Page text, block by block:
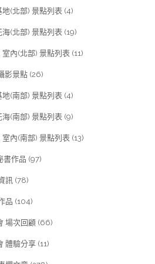
地(北部) 景點列表 (4)
海(北部) 景點列表 (19)
室內(北部) 景點列表 (11)
影景點 (26)
地(南部) 景點列表 (4)
海(南部) 景點列表 (9)
室內(南部) 景點列表 (13)
書作品 (97)
訊 (78)
品 (104)
場次回顧 (66)
體驗分享 (11)